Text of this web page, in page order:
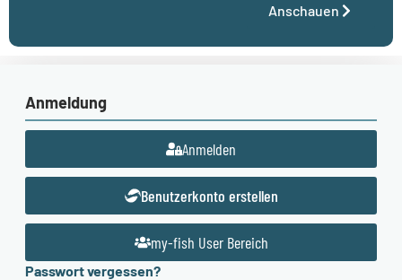
Anschauen
Anmeldung
Anmelden
Benutzerkonto erstellen
my-fish User Bereich
Passwort vergessen?